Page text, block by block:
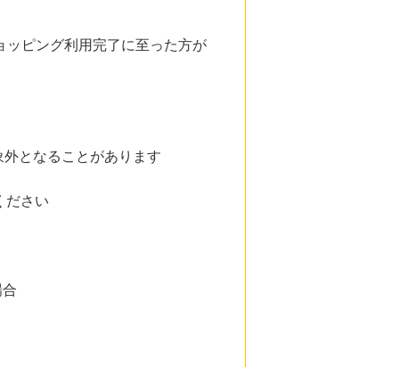
ッピング利用完了に至った方が
となることがあります
ださい